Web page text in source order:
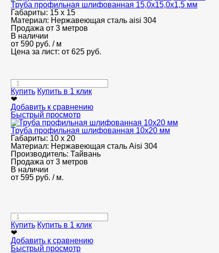
Труба профильная шлифованная 15,0х15,0х1,5 мм
Габариты: 15 х 15
Материал: Нержавеющая сталь aisi 304
Продажа от 3 метров
В наличии
от 590 руб. / м
Цена за лист: от 625 руб.
Купить Купить в 1 клик
❤
Добавить к сравнению
Быстрый просмотр
Труба профильная шлифованная 10х20 мм
Габариты: 10 х 20
Материал: Нержавеющая сталь Aisi 304
Производитель: Тайвань
Продажа от 3 метров
В наличии
от 595 руб. / м.
Купить Купить в 1 клик
❤
Добавить к сравнению
Быстрый просмотр